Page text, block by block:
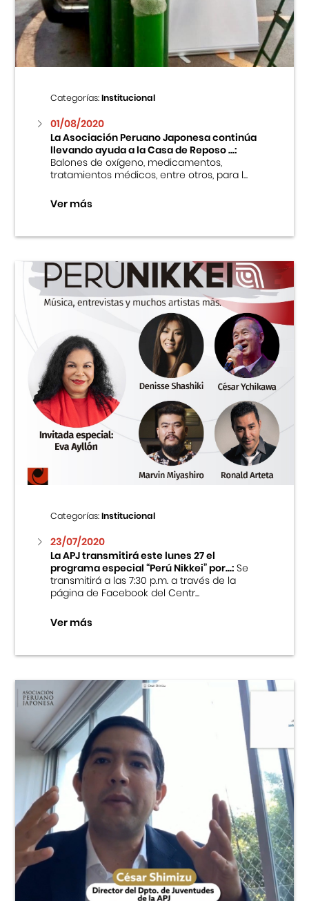
Centro Cultural Peruano Japonés
Museo de la Inmigración Japonesa
Fondo Editorial
Teatro Peruano Japonés
Categorías:Institucional
01/08/2020
La Asociación Peruano Japonesa continúa
llevando ayuda a la Casa de Reposo ...:
Balones de oxígeno, medicamentos,
tratamientos médicos, entre otros, para l...
Ver más
Categorías:Institucional
23/07/2020
La APJ transmitirá este lunes 27 el
programa especial “Perú Nikkei” por...:Se
transmitirá a las 7:30 p.m. a través de la
página de Facebook del Centr...
Ver más